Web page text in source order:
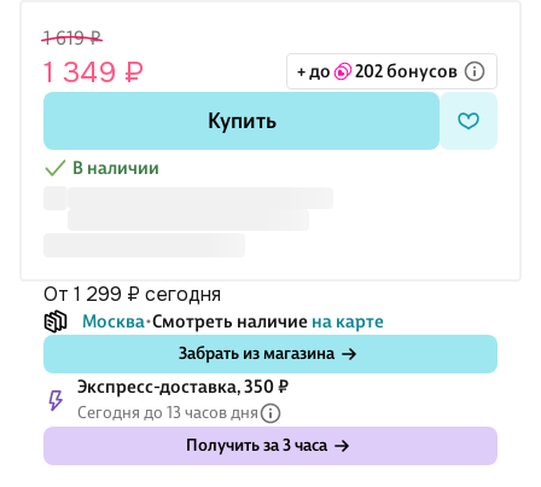
лет Полина и Света встречают в четырех кафе гостей
Москвы и Петербурга. А теперь вы сможете приготовить их
фирменные блюда у себя дома!
Внутри вас ждет более 55 рецептов.
1 619 ₽
1 349 ₽ + до 202 бонусов
Купить
В наличии
от 1 299 ₽ сегодня
Москва Смотреть наличие на карте
Забрать из магазина
Экспресс-доставка, 350 ₽
Сегодня до 13 часов дня
Получить за 3 часа